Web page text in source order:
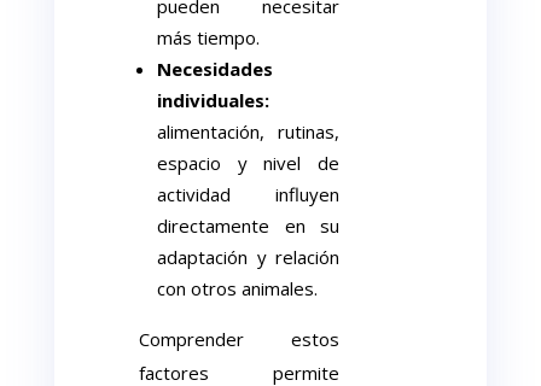
pueden necesitar
más tiempo.
Necesidades
individuales:
alimentación, rutinas,
espacio y nivel de
actividad influyen
directamente en su
adaptación y relación
con otros animales.
Comprender estos
factores permite